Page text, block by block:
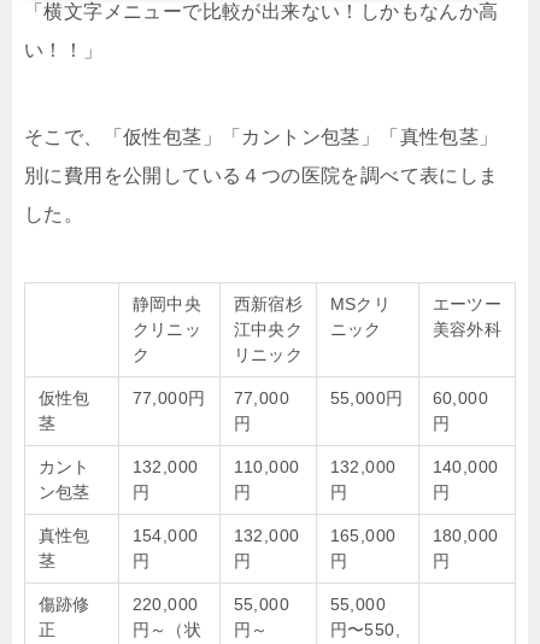
「横文字メニューで比較が出来ない！しかもなんか高
い！！」
そこで、「仮性包茎」「カントン包茎」「真性包茎」
別に費用を公開している４つの医院を調べて表にしま
した。
静岡中央
クリニッ
ク
西新宿杉
江中央ク
リニック
MSクリ
ニック
エーツー
美容外科
仮性包
茎
77,000円
77,000
円
55,000円
60,000
円
カント
ン包茎
132,000
円
110,000
円
132,000
円
140,000
円
真性包
茎
154,000
円
132,000
円
165,000
円
180,000
円
傷跡修
正
220,000
円～（状
55,000
円～
55,000
円〜550,